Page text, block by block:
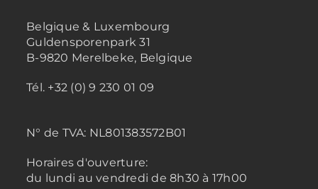
Belgique & Luxembourg
Guldensporenpark 31
B-9820 Merelbeke, Belgique
Tél. +32 (0) 9 230 01 09
N° de TVA: NL801383572B01
Horaires d'ouverture:
du lundi au vendredi de 8h30 à 17h00